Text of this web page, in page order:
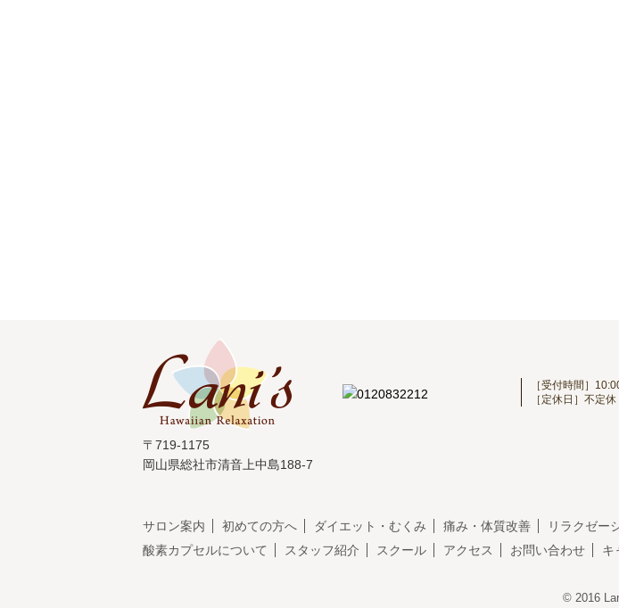
〒719-1175
岡山県総社市清音上中島188-7
［受付時間］
［定休日］不定休
サロン案内 初めての方へ ダイエット・むくみ 痛み・体質改善 リラクゼー
酸素カプセルについて
スタッフ紹介 スクール アクセス お問い合わせ キ
© 2016